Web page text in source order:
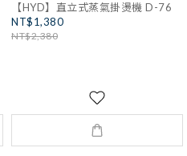
【HYD】直立式蒸氣掛燙機 D-76
NT$1,380
NT$2,380